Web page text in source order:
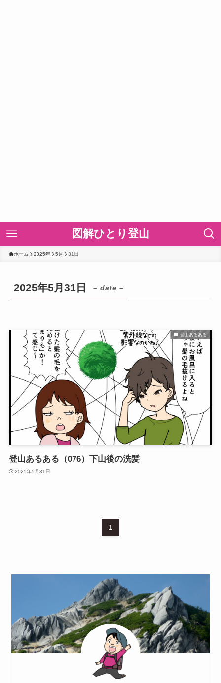
図解ひとり登山
ホーム 2025年 5月 31日
2025年5月31日 – date –
登山あるある
登山あるある（076）下山後の洗髪
2025年5月31日
1